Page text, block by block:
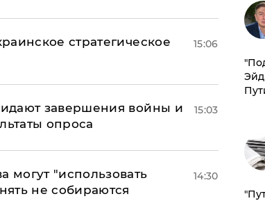
стратегическое
15:06
завершения войны и
опроса
15:03
могут "использовать
не собираются
14:30